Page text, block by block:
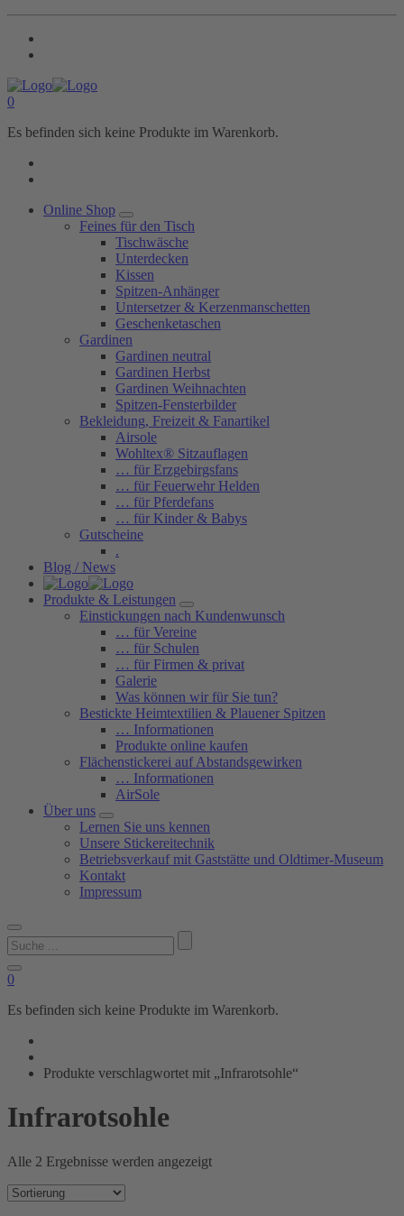
0
Es befinden sich keine Produkte im Warenkorb.
Online Shop
Feines für den Tisch
Tischwäsche
Unterdecken
Kissen
Spitzen-Anhänger
Untersetzer & Kerzenmanschetten
Geschenketaschen
Gardinen
Gardinen neutral
Gardinen Herbst
Gardinen Weihnachten
Spitzen-Fensterbilder
Bekleidung, Freizeit & Fanartikel
Airsole
Wohltex® Sitzauflagen
… für Erzgebirgsfans
… für Feuerwehr Helden
… für Pferdefans
… für Kinder & Babys
Gutscheine
.
Blog / News
Produkte & Leistungen
Einstickungen nach Kundenwunsch
… für Vereine
… für Schulen
… für Firmen & privat
Galerie
Was können wir für Sie tun?
Bestickte Heimtextilien & Plauener Spitzen
… Informationen
Produkte online kaufen
Flächenstickerei auf Abstandsgewirken
… Informationen
AirSole
Über uns
Lernen Sie uns kennen
Unsere Stickereitechnik
Betriebsverkauf mit Gaststätte und Oldtimer-Museum
Kontakt
Impressum
Suchen
nach:
0
Es befinden sich keine Produkte im Warenkorb.
Produkte verschlagwortet mit „Infrarotsohle“
Infrarotsohle
Alle 2 Ergebnisse werden angezeigt